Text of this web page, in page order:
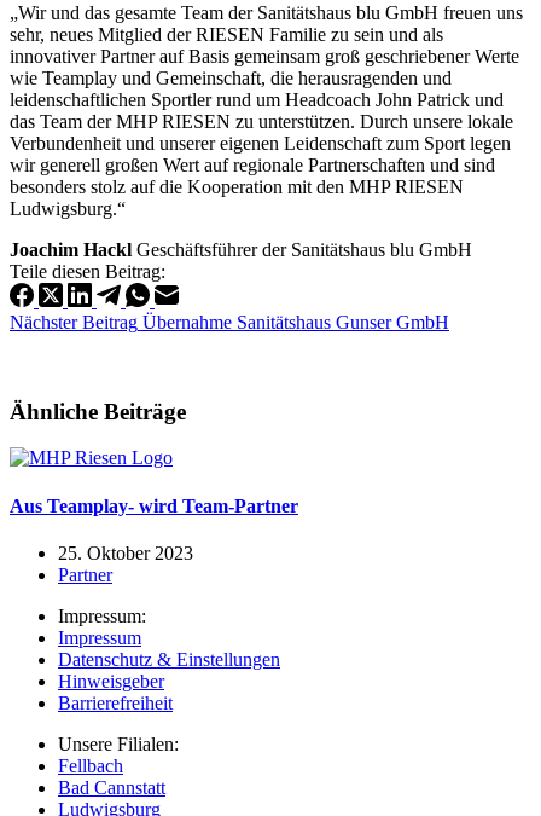
„Wir und das gesamte Team der Sanitätshaus blu GmbH freuen uns
sehr, neues Mitglied der RIESEN Familie zu sein und als
innovativer Partner auf Basis gemeinsam groß geschriebener Werte
wie Teamplay und Gemeinschaft, die herausragenden und
leidenschaftlichen Sportler rund um Headcoach John Patrick und
das Team der MHP RIESEN zu unterstützen. Durch unsere lokale
Verbundenheit und unserer eigenen Leidenschaft zum Sport legen
wir generell großen Wert auf regionale Partnerschaften und sind
besonders stolz auf die Kooperation mit den MHP RIESEN
Ludwigsburg.“
Joachim Hackl Geschäftsführer der Sanitätshaus blu GmbH
Teile diesen Beitrag:
NächsterBeitrag Übernahme Sanitätshaus Gunser GmbH
Ähnliche Beiträge
Aus Teamplay- wird Team-Partner
25. Oktober 2023
Partner
Impressum:
Impressum
Datenschutz & Einstellungen
Hinweisgeber
Barrierefreiheit
Unsere Filialen:
Fellbach
Bad Cannstatt
Ludwigsburg